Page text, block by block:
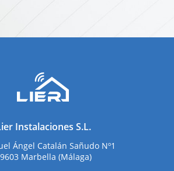
Instalaciones S.L.
Ángel Catalán Sañudo Nº1
Marbella (Málaga)